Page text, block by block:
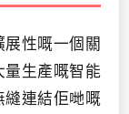
性嘅一個關
生產嘅智能
連結佢哋嘅